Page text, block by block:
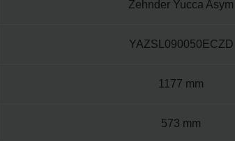
Zehnder Yucca Asym
YAZSL090050ECZD
1177 mm
573 mm